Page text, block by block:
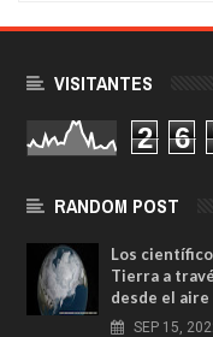
VISITANTES
2 6
RANDOM POST
Los
Tierra a
desde el aire
SEP 15,